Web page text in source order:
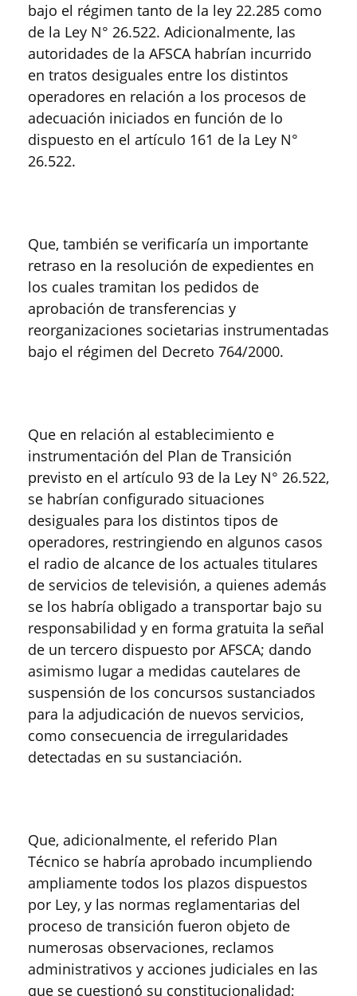
bajo el régimen tanto de la ley 22.285 como
de la Ley N° 26.522. Adicionalmente, las
autoridades de la AFSCA habrían incurrido
en tratos desiguales entre los distintos
operadores en relación a los procesos de
adecuación iniciados en función de lo
dispuesto en el artículo 161 de la Ley N°
26.522.
Que, también se verificaría un importante
retraso en la resolución de expedientes en
los cuales tramitan los pedidos de
aprobación de transferencias y
reorganizaciones societarias instrumentadas
bajo el régimen del Decreto 764/2000.
Que en relación al establecimiento e
instrumentación del Plan de Transición
previsto en el artículo 93 de la Ley N° 26.522,
se habrían configurado situaciones
desiguales para los distintos tipos de
operadores, restringiendo en algunos casos
el radio de alcance de los actuales titulares
de servicios de televisión, a quienes además
se los habría obligado a transportar bajo su
responsabilidad y en forma gratuita la señal
de un tercero dispuesto por AFSCA; dando
asimismo lugar a medidas cautelares de
suspensión de los concursos sustanciados
para la adjudicación de nuevos servicios,
como consecuencia de irregularidades
detectadas en su sustanciación.
Que, adicionalmente, el referido Plan
Técnico se habría aprobado incumpliendo
ampliamente todos los plazos dispuestos
por Ley, y las normas reglamentarias del
proceso de transición fueron objeto de
numerosas observaciones, reclamos
administrativos y acciones judiciales en las
que se cuestionó su constitucionalidad;